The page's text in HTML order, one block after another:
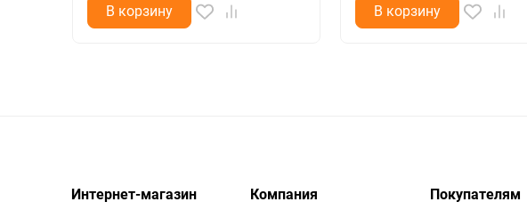
В корзину В корзину
Интернет-магазин
Компания
Покупателям